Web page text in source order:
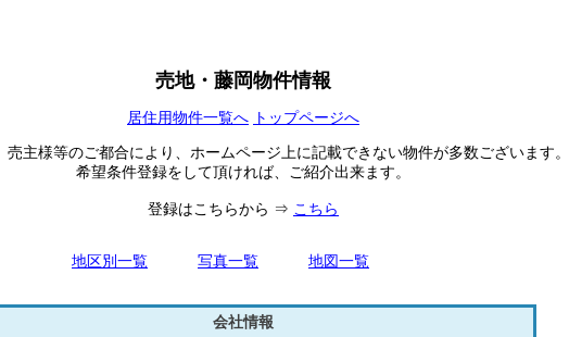
売地・藤岡物件情報
居住用物件一覧へ トップページへ
売主様等のご都合により、ホームページ上に記載できない物件が多数ございます。
希望条件登録をして頂ければ、ご紹介出来ます。
登録はこちらから ⇒ こちら
地区別一覧 写真一覧 地図一覧
会社情報